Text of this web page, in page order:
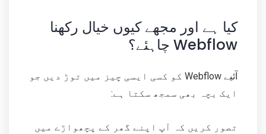
چاہئے؟ Webflow
آئیے Webflow کو کسی ایسی چیز میں توڑ دیں جو
ایک بچہ بھی سمجھ سکتا ہے:
تصور کریں کہ آپ اپنے گھر کے پچھواڑے میں